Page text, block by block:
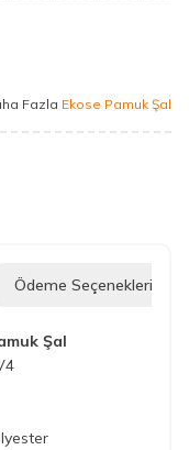
Fazla Ekose Pamuk Şal
Ödeme Seçenekleri
Şal